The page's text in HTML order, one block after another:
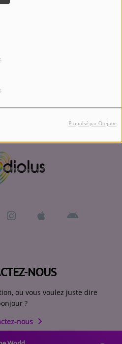
Propulsé par Orejime
NOUS
ou vous voulez juste dire
?
nous